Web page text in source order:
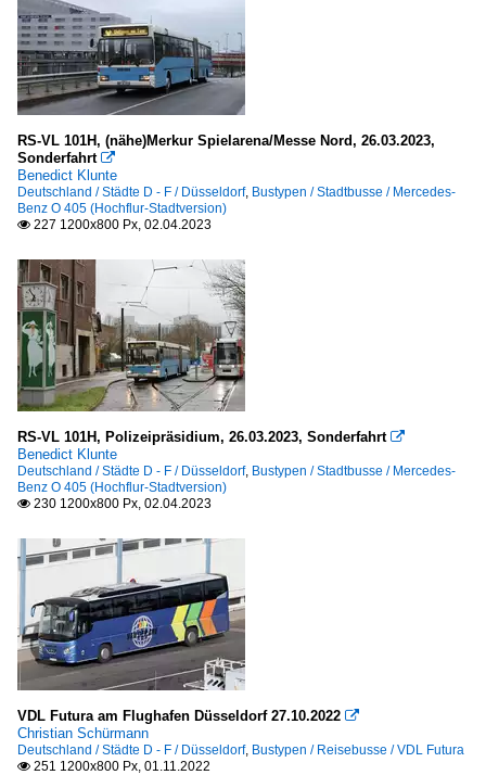
RS-VL 101H, (nähe)Merkur Spielarena/Messe Nord, 26.03.2023,
Sonderfahrt 
Benedict Klunte
Deutschland / Städte D - F / Düsseldorf, Bustypen / Stadtbusse / Mercedes-
Benz O 405 (Hochflur-Stadtversion)
 227 1200x800 Px, 02.04.2023
RS-VL 101H, Polizeipräsidium, 26.03.2023, Sonderfahrt 
Benedict Klunte
Deutschland / Städte D - F / Düsseldorf, Bustypen / Stadtbusse / Mercedes-
Benz O 405 (Hochflur-Stadtversion)
 230 1200x800 Px, 02.04.2023
VDL Futura am Flughafen Düsseldorf 27.10.2022 
Christian Schürmann
Deutschland / Städte D - F / Düsseldorf, Bustypen / Reisebusse / VDL Futura
 251 1200x800 Px, 01.11.2022